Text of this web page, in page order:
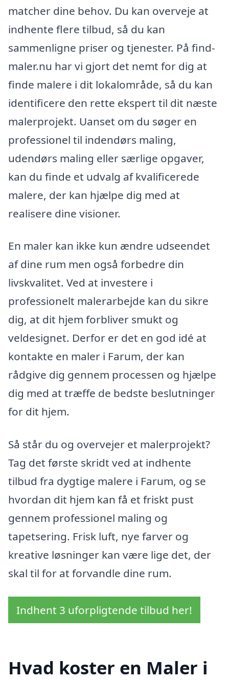
matcher dine behov. Du kan overveje at
indhente flere tilbud, så du kan
sammenligne priser og tjenester. På find-
maler.nu har vi gjort det nemt for dig at
finde malere i dit lokalområde, så du kan
identificere den rette ekspert til dit næste
malerprojekt. Uanset om du søger en
professionel til indendørs maling,
udendørs maling eller særlige opgaver,
kan du finde et udvalg af kvalificerede
malere, der kan hjælpe dig med at
realisere dine visioner.
En maler kan ikke kun ændre udseendet
af dine rum men også forbedre din
livskvalitet. Ved at investere i
professionelt malerarbejde kan du sikre
dig, at dit hjem forbliver smukt og
veldesignet. Derfor er det en god idé at
kontakte en maler i Farum, der kan
rådgive dig gennem processen og hjælpe
dig med at træffe de bedste beslutninger
for dit hjem.
Så står du og overvejer et malerprojekt?
Tag det første skridt ved at indhente
tilbud fra dygtige malere i Farum, og se
hvordan dit hjem kan få et friskt pust
gennem professionel maling og
tapetsering. Frisk luft, nye farver og
kreative løsninger kan være lige det, der
skal til for at forvandle dine rum.
Indhent 3 uforpligtende tilbud her!
Hvad koster en Maler i